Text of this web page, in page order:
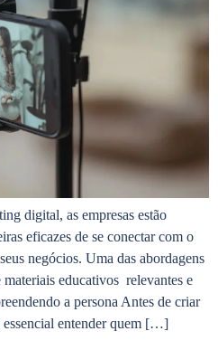
digital, as empresas estão
eficazes de se conectar com o
negócios. Uma das abordagens
educativos relevantes e
a persona Antes de criar
essencial entender quem […]